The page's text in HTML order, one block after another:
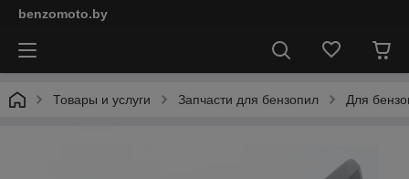
benzomoto.by
Товары и услуги Запчасти для бензопил Для